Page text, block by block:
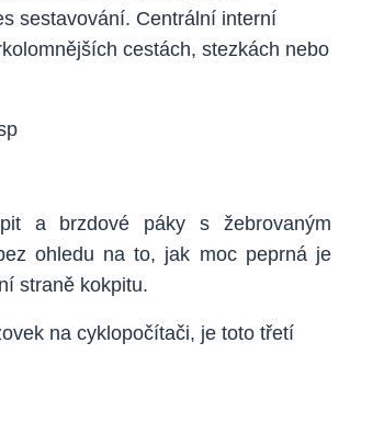
sestavování. Centrální interní
cestách, stezkách nebo
a brzdové páky s žebrovaným
ohledu na to, jak moc peprná je
straně kokpitu.
na cyklopočítači, je toto třetí